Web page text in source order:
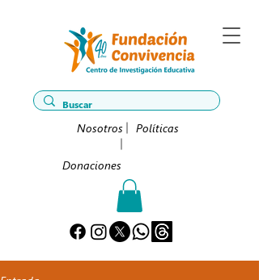
Nosotros Políticas
Donaciones